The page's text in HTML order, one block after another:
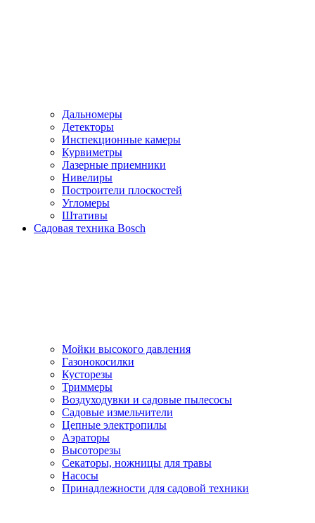
Дальномеры
Детекторы
Инспекционные камеры
Курвиметры
Лазерные приемники
Нивелиры
Построители плоскостей
Угломеры
Штативы
Садовая техника Bosch
Мойки высокого давления
Газонокосилки
Кусторезы
Триммеры
Воздуходувки и садовые пылесосы
Садовые измельчители
Цепные электропилы
Аэраторы
Высоторезы
Секаторы, нoжницы для травы
Насосы
Принадлежности для садовой техники